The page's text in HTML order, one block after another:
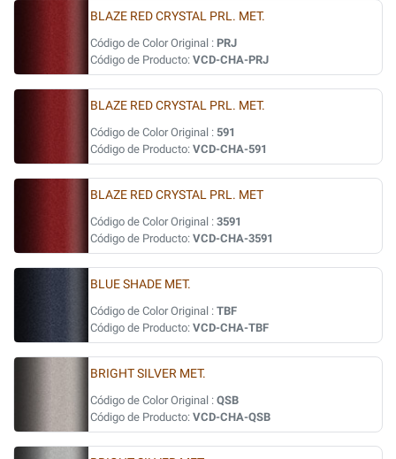
BLAZE RED CRYSTAL PRL. MET.
Código de Color Original : PRJ
Código de Producto: VCD-CHA-PRJ
BLAZE RED CRYSTAL PRL. MET.
Código de Color Original : 591
Código de Producto: VCD-CHA-591
BLAZE RED CRYSTAL PRL. MET
Código de Color Original : 3591
Código de Producto: VCD-CHA-3591
BLUE SHADE MET.
Código de Color Original : TBF
Código de Producto: VCD-CHA-TBF
BRIGHT SILVER MET.
Código de Color Original : QSB
Código de Producto: VCD-CHA-QSB